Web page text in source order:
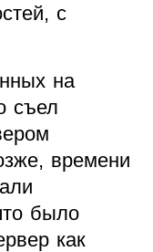
с
на
съел
времени
было
как